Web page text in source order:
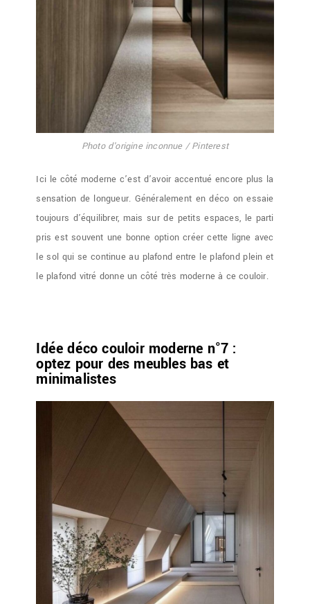
Photo d'origine inconnue / Pinterest
Ici le côté moderne c’est d’avoir accentué encore plus la
sensation de longueur. Généralement en déco on essaie
toujours d’équilibrer, mais sur de petits espaces, le parti
pris est souvent une bonne option créer cette ligne avec
le sol qui se continue au plafond entre le plafond plein et
le plafond vitré donne un côté très moderne à ce couloir.
Idée déco couloir moderne n°7 :
optez pour des meubles bas et
minimalistes